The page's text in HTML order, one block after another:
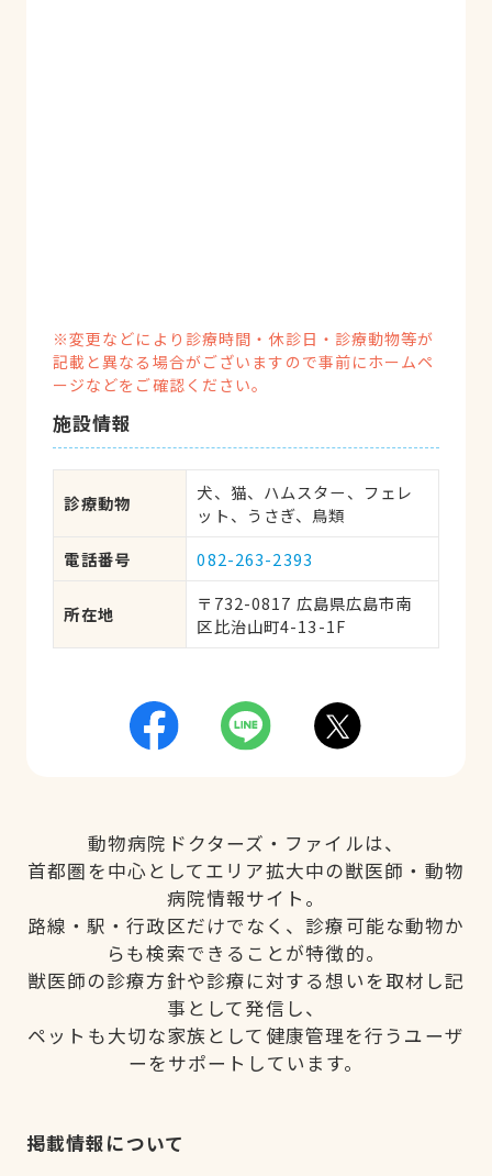
※変更などにより診療時間・休診日・診療動物等が
記載と異なる場合がございますので事前にホームペ
ージなどをご確認ください。
施設情報
診療動物
犬、猫、ハムスター、フェレ
ット、うさぎ、鳥類
電話番号
082-263-2393
所在地
〒732-0817 広島県広島市南
区比治山町4-13-1F
動物病院ドクターズ・ファイルは、
首都圏を中心としてエリア拡大中の獣医師・動物
病院情報サイト。
路線・駅・行政区だけでなく、診療可能な動物か
らも検索できることが特徴的。
獣医師の診療方針や診療に対する想いを取材し記
事として発信し、
ペットも大切な家族として健康管理を行うユーザ
ーをサポートしています。
掲載情報について